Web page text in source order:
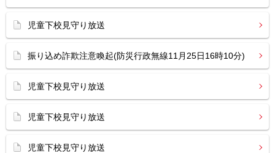
児童下校見守り放送
振り込め詐欺注意喚起(防災行政無線11月25日16時10分)
児童下校見守り放送
児童下校見守り放送
児童下校見守り放送